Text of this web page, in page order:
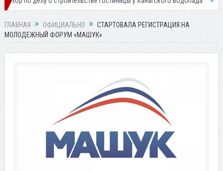
ГЛАВНАЯ ОФИЦИАЛЬНО
СТАРТОВАЛА РЕГИСТРАЦИЯ НА
МОЛОДЕЖНЫЙ ФОРУМ «МАШУК»